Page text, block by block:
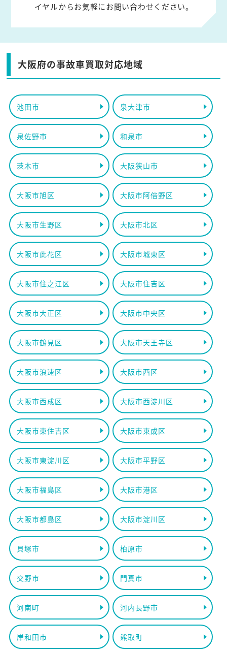
イヤルからお気軽にお問い合わせください。
大阪府の事故車買取対応地域
池田市 泉大津市
泉佐野市 和泉市
茨木市 大阪狭山市
大阪市旭区 大阪市阿倍野区
大阪市生野区 大阪市北区
大阪市此花区 大阪市城東区
大阪市住之江区 大阪市住吉区
大阪市大正区 大阪市中央区
大阪市鶴見区 大阪市天王寺区
大阪市浪速区 大阪市西区
大阪市西成区 大阪市西淀川区
大阪市東住吉区 大阪市東成区
大阪市東淀川区 大阪市平野区
大阪市福島区 大阪市港区
大阪市都島区 大阪市淀川区
貝塚市 柏原市
交野市 門真市
河南町 河内長野市
岸和田市 熊取町